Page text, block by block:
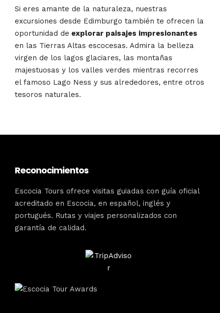
Si eres amante de la naturaleza, nuestras
excursiones desde Edimburgo también te ofrecen la
oportunidad de explorar paisajes impresionantes
en las Tierras Altas escocesas. Admira la belleza
virgen de los lagos glaciares, las montañas
majestuosas y los valles verdes mientras recorres
el famoso Lago Ness y sus alrededores, entre otros
tesoros naturales.
Reconocimientos
Escocia Tours ofrece visitas guiadas con guía oficial
acreditado en Escocia, en español, inglés y
portugués. Rutas y viajes personalizados con
garantía de calidad.